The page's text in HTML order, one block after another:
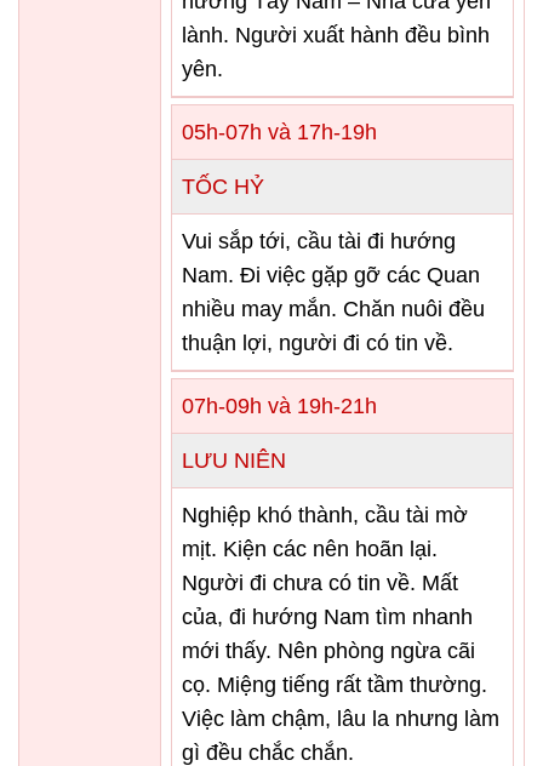
lành. Người xuất hành đều bình
yên.
05h-07h và 17h-19h
TỐC HỶ
Vui sắp tới, cầu tài đi hướng
Nam. Đi việc gặp gỡ các Quan
nhiều may mắn. Chăn nuôi đều
thuận lợi, người đi có tin về.
07h-09h và 19h-21h
LƯU NIÊN
Nghiệp khó thành, cầu tài mờ
mịt. Kiện các nên hoãn lại.
Người đi chưa có tin về. Mất
của, đi hướng Nam tìm nhanh
mới thấy. Nên phòng ngừa cãi
cọ. Miệng tiếng rất tầm thường.
Việc làm chậm, lâu la nhưng làm
gì đều chắc chắn.